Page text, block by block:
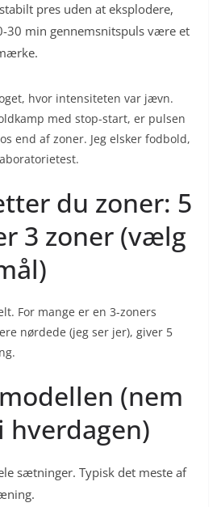
pres uden at eksplodere,
30 min gennemsnitspuls være et
hvor intensiteten var jævn.
med stop-start, er pulsen
end af zoner. Jeg elsker fodbold,
du zoner: 5
3 zoner (vælg
For mange er en 3-zoners
nørdede (jeg ser jer), giver 5
(nem
hverdagen)
sætninger. Typisk det meste af